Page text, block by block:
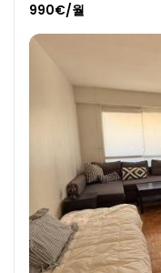
990€/월